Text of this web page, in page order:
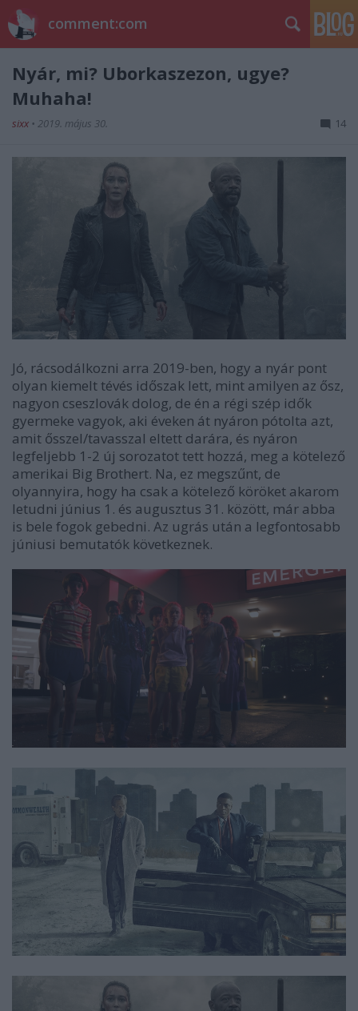
comment:com
Nyár, mi? Uborkaszezon, ugye?
Muhaha!
sixx • 2019. május 30. 14
Jó, rácsodálkozni arra 2019-ben, hogy a nyár pont
olyan kiemelt tévés időszak lett, mint amilyen az ősz,
nagyon cseszlovák dolog, de én a régi szép idők
gyermeke vagyok, aki éveken át nyáron pótolta azt,
amit ősszel/tavasszal eltett darára, és nyáron
legfeljebb 1-2 új sorozatot tett hozzá, meg a kötelező
amerikai Big Brothert. Na, ez megszűnt, de
olyannyira, hogy ha csak a kötelező köröket akarom
letudni június 1. és augusztus 31. között, már abba
is bele fogok gebedni. Az ugrás után a legfontosabb
júniusi bemutatók következnek.